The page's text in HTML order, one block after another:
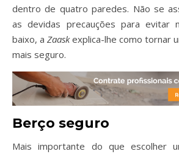
dentro de quatro paredes. Não se
as devidas precauções para evitar
baixo, a Zaaskexplica-lhe como tornar
mais seguro.
Berço seguro
Mais importante do que escolher